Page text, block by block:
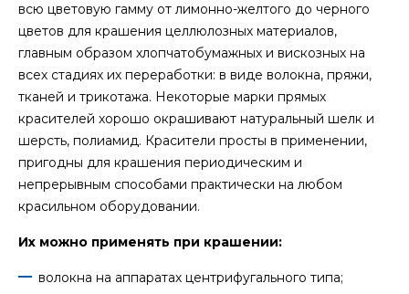
всю цветовую гамму от лимонно-желтого до черного
цветов для крашения целлюлозных материалов,
главным образом хлопчатобумажных и вискозных на
всех стадиях их переработки: в виде волокна, пряжи,
тканей и трикотажа. Некоторые марки прямых
красителей хорошо окрашивают натуральный шелк и
шерсть, полиамид. Красители просты в применении,
пригодны для крашения периодическим и
непрерывным способами практически на любом
красильном оборудовании.
Их можно применять при крашении:
волокна на аппаратах центрифугального типа;